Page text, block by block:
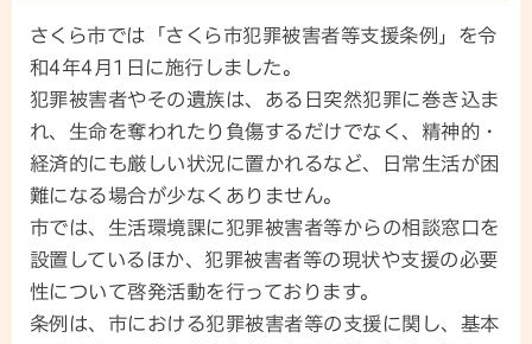
さくら市では「さくら市犯罪被害者等支援条例」を令
和4年4月1日に施行しました。
犯罪被害者やその遺族は、ある日突然犯罪に巻き込ま
れ、生命を奪われたり負傷するだけでなく、精神的・
経済的にも厳しい状況に置かれるなど、日常生活が困
難になる場合が少なくありません。
市では、生活環境課に犯罪被害者等からの相談窓口を
設置しているほか、犯罪被害者等の現状や支援の必要
性について啓発活動を行っております。
条例は、市における犯罪被害者等の支援に関し、基本